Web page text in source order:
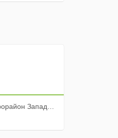
проспект, 36/4